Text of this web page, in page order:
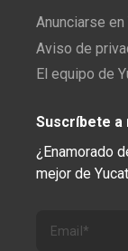
Anunciarse en
Aviso de
El equipo de
Suscríbete
¿Enamorado
mejor de